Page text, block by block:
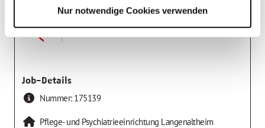
Nur notwendige Cookies verwenden
Job-Details
Nummer: 175139
Pflege- und Psychiatrieeinrichtung Langenaltheim